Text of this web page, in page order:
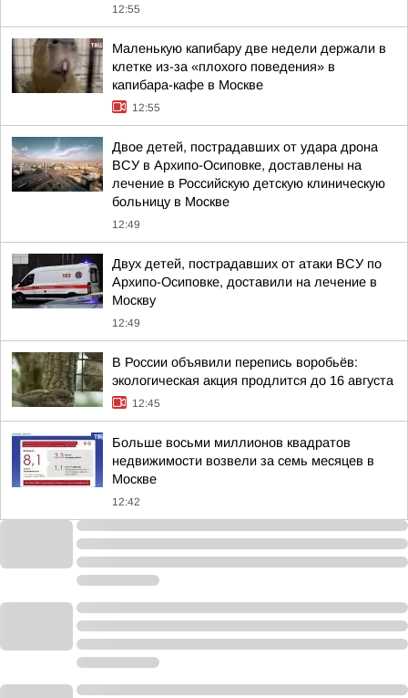
12:55
Маленькую капибару две недели держали в
клетке из-за «плохого поведения» в
капибара-кафе в Москве
12:55
Двое детей, пострадавших от удара дрона
ВСУ в Архипо-Осиповке, доставлены на
лечение в Российскую детскую клиническую
больницу в Москве
12:49
Двух детей, пострадавших от атаки ВСУ по
Архипо-Осиповке, доставили на лечение в
Москву
12:49
В России объявили перепись воробьёв:
экологическая акция продлится до 16 августа
12:45
Больше восьми миллионов квадратов
недвижимости возвели за семь месяцев в
Москве
12:42